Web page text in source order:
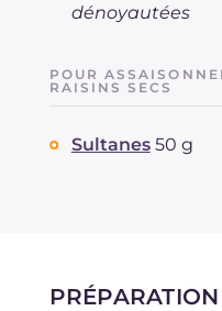
dénoyautées
POUR
RAISINS SECS
Sultanes 50 g
PRÉPARATION